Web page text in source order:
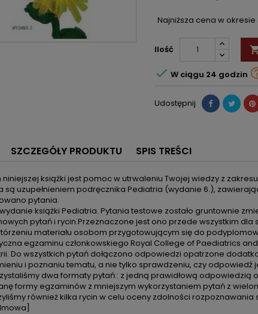
Najniższa cena w
Ilość
 W ciągu 24 godzin
Udostępnij
SZCZEGÓŁY PRODUKTU SPIS TREŚCI
niniejszej książki jest pomoc w utrwaleniu Twojej wiedzy z
są uzupełnieniem podręcznika Pediatria (wydanie 6.),
pytania.
książki Pediatria. Pytania testowe zostało gruntownie
pytań i rycin.Przeznaczone jest ono przede wszystkim
materiału osobom przygotowującym się do
egzaminu członkowskiego Royal College of Paediatrics
Do wszystkich pytań dołączono odpowiedzi opatrzone
i poznaniu tematu, a nie tylko sprawdzeniu, czy odpowiedź
dwa formaty pytań:: z jedną prawidłową
formy egzaminów z mniejszym wykorzystaniem pytań z
również kilka rycin w celu oceny zdolności